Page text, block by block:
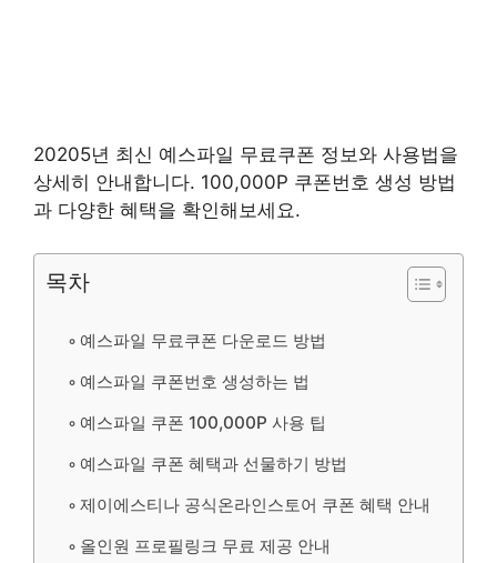
20205년 최신 예스파일 무료쿠폰 정보와 사용법을
상세히 안내합니다. 100,000P 쿠폰번호 생성 방법
과 다양한 혜택을 확인해보세요.
목차
예스파일 무료쿠폰 다운로드 방법
예스파일 쿠폰번호 생성하는 법
예스파일 쿠폰 100,000P 사용 팁
예스파일 쿠폰 혜택과 선물하기 방법
제이에스티나 공식온라인스토어 쿠폰 혜택 안내
올인원 프로필링크 무료 제공 안내